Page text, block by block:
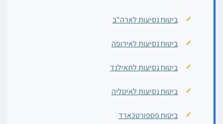
ביטוח נסיעות לארה"ב
ביטוח נסיעות לאירופה
ביטוח נסיעות לתאילנד
ביטוח נסיעות לאיטליה
ביטוח פספורטכארד